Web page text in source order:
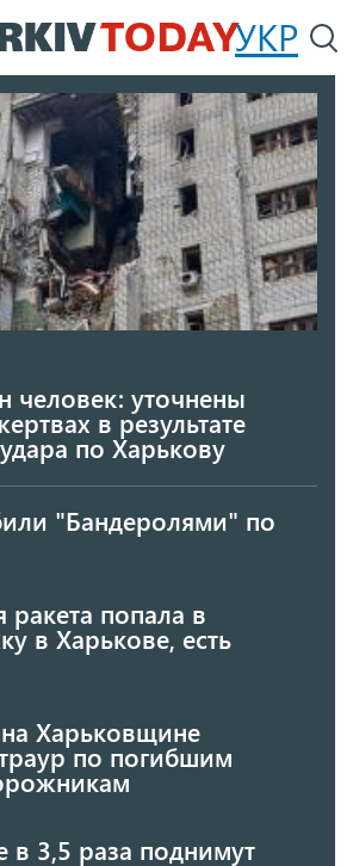
Перейти
к
содержанию
УКР
человек: уточнены
в результате
по Харькову
"Бандеролями" по
ракета попала в
в Харькове, есть
Харьковщине
по погибшим
в 3,5 раза поднимут